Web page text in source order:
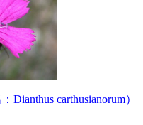
carthusianorum）